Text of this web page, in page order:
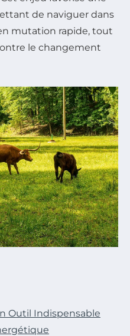
de naviguer dans
mutation rapide, tout
le changement
Outil Indispensable